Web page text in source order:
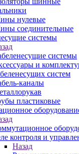
нулевые
соединительные
системы
системы
и
систем
каналы
пластиковые
контроля и
Назад